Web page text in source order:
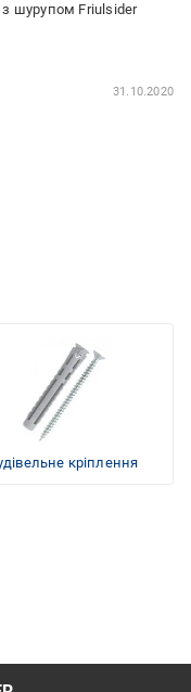
шурупом Friulsider
31.10.2020
кріплення